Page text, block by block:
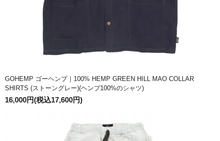
GOHEMP ゴーヘンプ｜100% HEMP GREEN HILL MAO COLLAR
SHIRTS (ストーングレー)(ヘンプ100%のシャツ)
16,000円(税込17,600円)